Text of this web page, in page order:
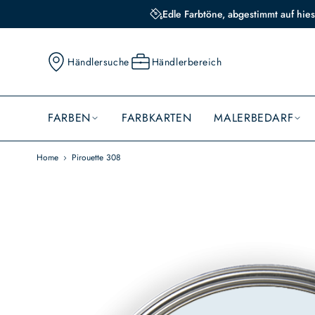
Edle Farbtöne, abgestimmt auf
Händlersuche Händlerbereich
FARBEN FARBKARTEN MALERBEDARF
Home Pirouette 308